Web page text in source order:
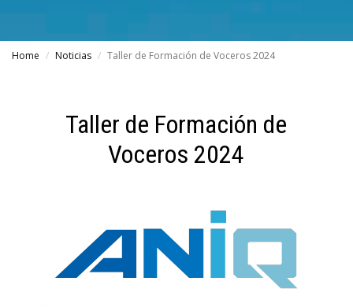
Home Noticias Taller de Formación de Voceros 2024
Taller de Formación de
Voceros 2024